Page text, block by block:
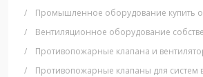
/
Промышленное оборудование купить
/
Вентиляционное оборудование
/
Противопожарные клапана и
/
Противопожарные клапаны для систем